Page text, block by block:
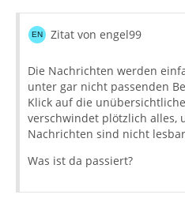
Zitat von engel99
Die Nachrichten werden
unter gar nicht passenden
Klick auf die
verschwindet plötzlich alles,
Nachrichten sind nicht
Was ist da passiert?